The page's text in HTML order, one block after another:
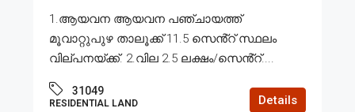
1.ആയവന ആയവന പഞ്ചായത്ത്
മൂവാറ്റുപുഴ താലൂക്ക് 11.5 സെൻ്റ് സ്ഥലം
വില്പനയ്ക്ക്. 2.വില 2.5 ലക്ഷം/സെൻ്റ്....
31049
RESIDENTIAL LAND Details